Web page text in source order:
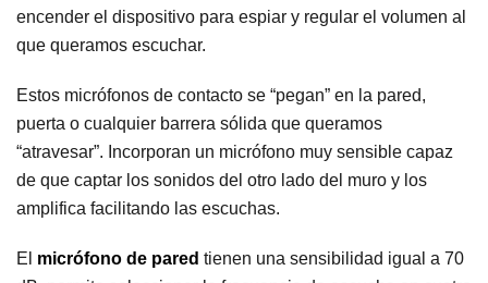
encender el dispositivo para espiar y regular el volumen al
que queramos escuchar.
Estos micrófonos de contacto se “pegan” en la pared,
puerta o cualquier barrera sólida que queramos
“atravesar”. Incorporan un micrófono muy sensible capaz
de que captar los sonidos del otro lado del muro y los
amplifica facilitando las escuchas.
El micrófono de pared tienen una sensibilidad igual a 70